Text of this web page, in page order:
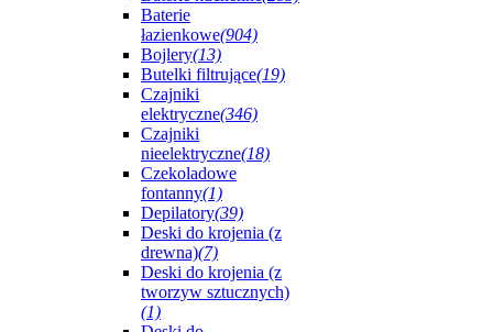
Baterie
łazienkowe(904)
Bojlery(13)
Butelki filtrujące(19)
Czajniki
elektryczne(346)
Czajniki
nieelektryczne(18)
Czekoladowe
fontanny(1)
Depilatory(39)
Deski do krojenia (z
drewna)(7)
Deski do krojenia (z
tworzyw sztucznych)
(1)